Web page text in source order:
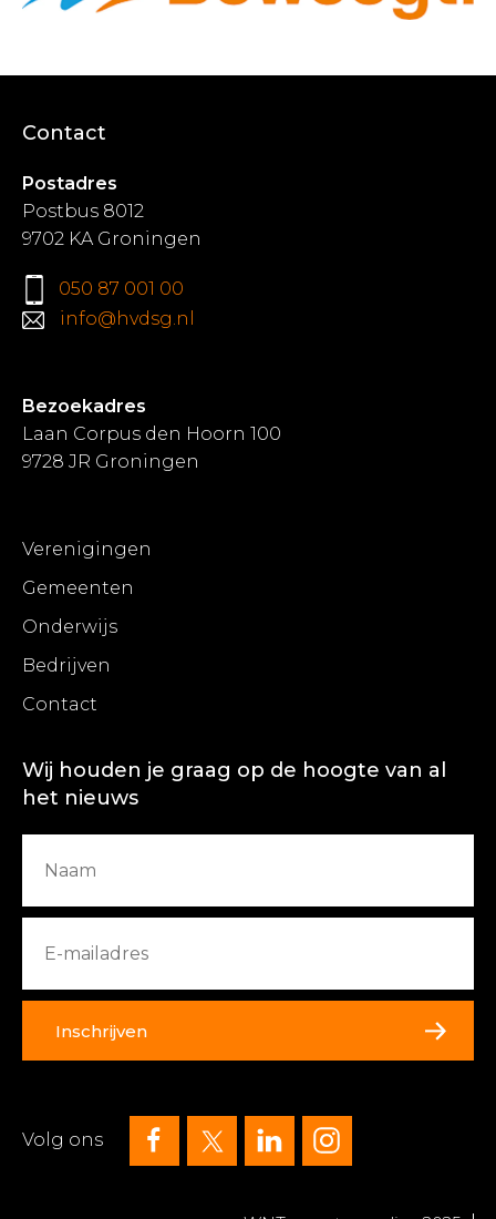
Contact
Postadres
Postbus 8012
9702 KA Groningen
050 87 001 00
info@hvdsg.nl
Bezoekadres
Laan Corpus den Hoorn 100
9728 JR Groningen
Verenigingen
Gemeenten
Onderwijs
Bedrijven
Contact
Wij houden je graag op de hoogte van al
het nieuws
Inschrijven
Volg ons